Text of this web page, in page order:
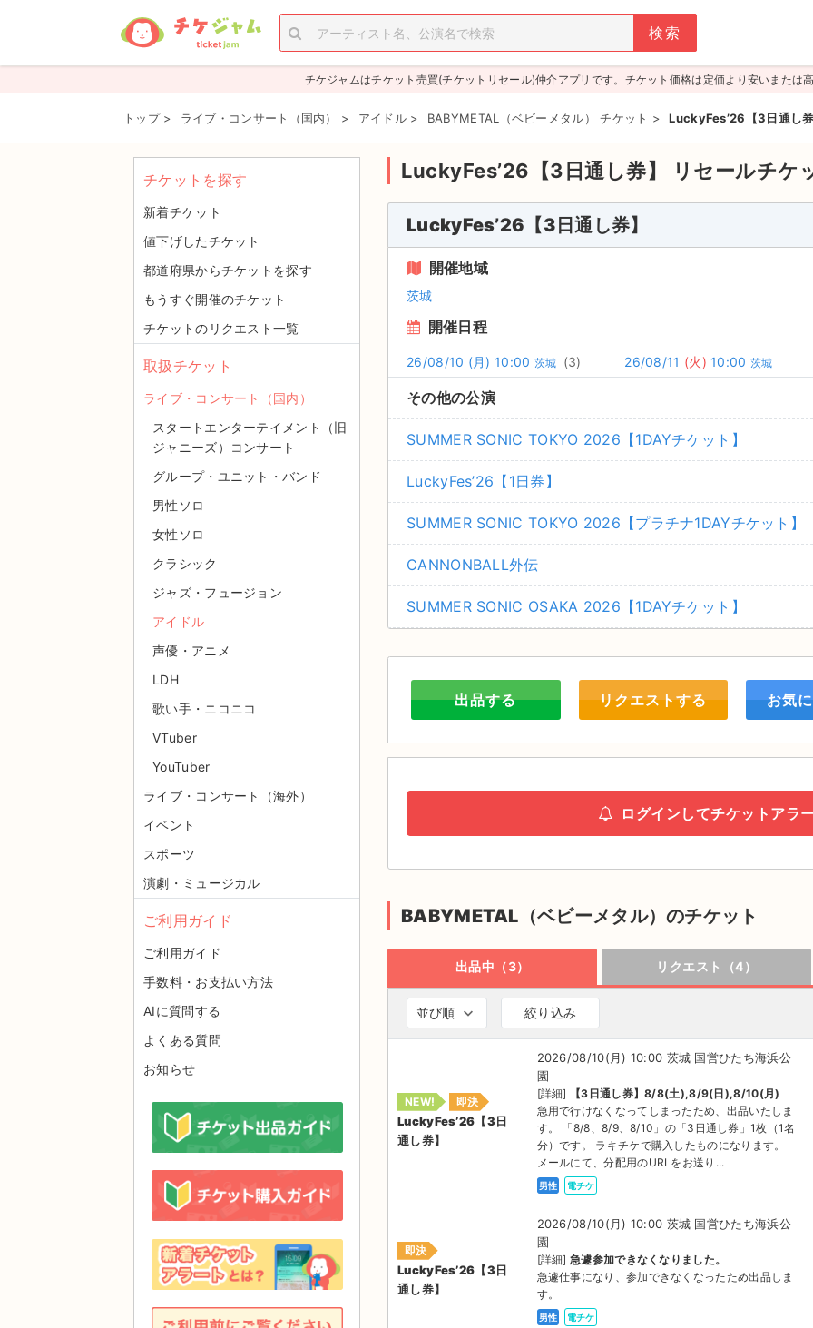
チケジャムはチケット売買(チケットリセール)仲介アプリです。チケット価格は定価より安いまたは
トップ > ライブ・コンサート（国内） > アイドル > BABYMETAL（ベビーメタル） チケット > LuckyFes’26【3日通し
LuckyFes’26【3日通し券】 リセールチケ
LuckyFes’26【3日通し券】
開催地域
茨城
開催日程
26/08/10 (月) 10:00 茨城 (3) 26/08/11 (火) 10:00 茨城
その他の公演
SUMMER SONIC TOKYO 2026【1DAYチケット】
LuckyFes’26【1日券】
SUMMER SONIC TOKYO 2026【プラチナ1DAYチケット】
CANNONBALL外伝
SUMMER SONIC OSAKA 2026【1DAYチケット】
出品する リクエストする お気
ログインしてチケットアラ
BABYMETAL（ベビーメタル）のチケット
出品中（3） リクエスト（4）
並び順 絞り込み
NEW! 即決
LuckyFes’26【3日
通し券】
2026/08/10(月) 10:00 茨城 国営ひたち海浜公
園
[詳細]
【3日通し券】8/8(土),8/9(日),8/10(月)
急用で行けなくなってしまったため、出品いたしま
す。 「8/8、8/9、8/10」の「3日通し券」1枚（1名
分）です。 ラキチケで購入したものになります。
メールにて、分配用のURLをお送り...
男性 電チケ
即決
LuckyFes’26【3日
通し券】
2026/08/10(月) 10:00 茨城 国営ひたち海浜公
園
[詳細]急遽参加できなくなりました。
急遽仕事になり、参加できなくなったため出品しま
す。
男性 電チケ
チケットを探す
新着チケット
値下げしたチケット
都道府県からチケットを探す
もうすぐ開催のチケット
チケットのリクエスト一覧
取扱チケット
ライブ・コンサート（国内）
スタートエンターテイメント（旧
ジャニーズ）コンサート
グループ・ユニット・バンド
男性ソロ
女性ソロ
クラシック
ジャズ・フュージョン
アイドル
声優・アニメ
LDH
歌い手・ニコニコ
VTuber
YouTuber
ライブ・コンサート（海外）
イベント
スポーツ
演劇・ミュージカル
ご利用ガイド
ご利用ガイド
手数料・お支払い方法
AIに質問する
よくある質問
お知らせ